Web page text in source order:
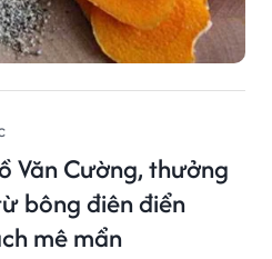
Văn Cường, thưởng
bông điên điển
mê mẩn